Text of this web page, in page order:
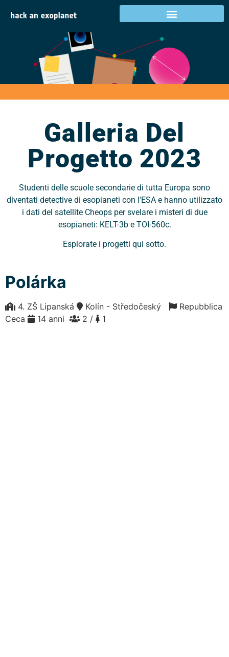
Galleria del progetto
Galleria Del
Progetto 2023
Studenti delle scuole secondarie di tutta Europa sono
diventati detective di esopianeti con l'ESA e hanno utilizzato
i dati del satellite Cheops per svelare i misteri di due
esopianeti: KELT-3b e TOI-560c.
Esplorate i progetti qui sotto.
Polárka
4. ZŠ Lipanská Kolín - Středočeský
Repubblica
Ceca
14 anni 2 / 1